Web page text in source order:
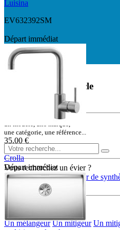
Luisina
EV632392SM
Départ immédiat
35.00 €
Crolla
7760NK
Départ immédiat
Départ immédiat
Rechercher un article
ou une référence
un modèle, une marque,
une catégorie, une référence...
Vous recherchez un évier ?
Un évier en inox Un évier de
rond/ovale
Vous recherchez
une robinetterie ?
Un mélangeur Un mitigeur Un